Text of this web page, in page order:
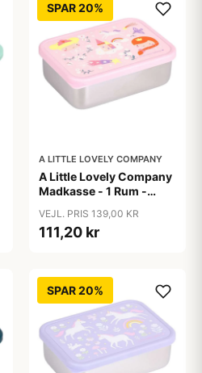
SPAR 20%
A LITTLE LOVELY COMPANY
A Little Lovely Company
Madkasse - 1 Rum -
Princesses
VEJL. PRIS 139,00 KR
111,20 kr
SPAR 20%